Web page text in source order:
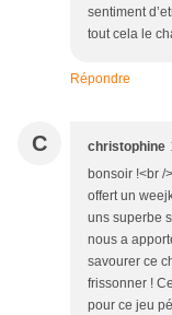
sentiment
tout cela le
Répondre
C christophine
bonsoir !<br /
offert un
uns superbe
nous a
savourer ce
frissonner !
pour ce jeu